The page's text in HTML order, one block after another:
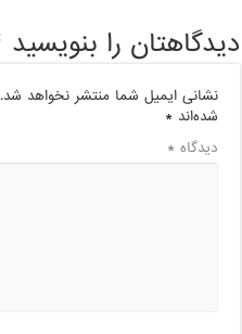
دیدگاهتان را بنویسید
نشانی ایمیل شما منتشر نخواهد شد.
شده‌اند*
دیدگاه*